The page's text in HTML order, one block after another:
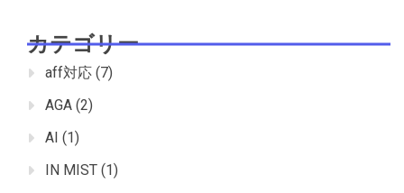
カテゴリー
aff対応 (7)
AGA (2)
AI (1)
IN MIST (1)